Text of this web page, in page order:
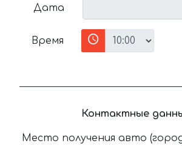
Дата
Время
Контактные
Место получения авто